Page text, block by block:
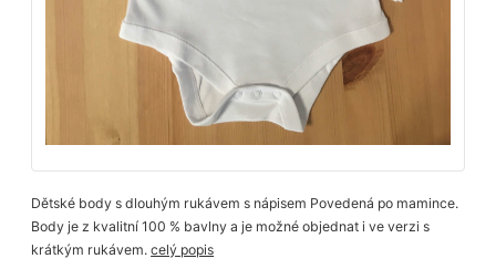
Dětské body s dlouhým rukávem s nápisem Povedená po mamince.
Body je z kvalitní 100 % bavlny a je možné objednat i ve verzi s
krátkým rukávem.celý popis